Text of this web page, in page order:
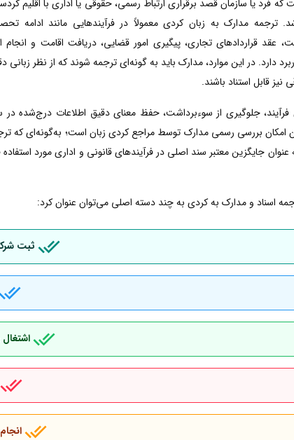
که فرد یا سازمان قصد برقراری ارتباط رسمی، حقوقی یا اداری با اقلیم
ترجمه مدارک به زبان کردی معمولاً در فرآیندهایی مانند ادامه
عقد قراردادهای تجاری، پیگیری امور قضایی، دریافت اقامت و انجام
دارد. در این موارد، مدارک باید به گونه‌ای ترجمه شوند که از نظر زبانی
نیز قابل استناد باشند.
جلوگیری از سوءبرداشت، حفظ معنای دقیق اطلاعات درج‌شده در
امکان بررسی رسمی مدارک توسط مراجع کردی زبان است؛ به‌گونه‌ای که
عنوان جایگزین معتبر سند اصلی در فرآیندهای قانونی و اداری مورد استفاده
اسناد و مدارک به کردی به چند دسته اصلی می‌توان عنوان کرد:
ثبت